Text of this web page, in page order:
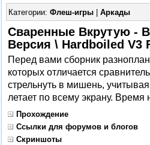
Категории: Флеш-игры| Аркады
Сваренные Вкрутую -
Версия \ Hardboiled V3
Перед вами сборник
которых отличается
стрельнуть в мишень,
летает по всему экрану.
Прохождение
Ссылки для форумов и блогов
Скриншоты